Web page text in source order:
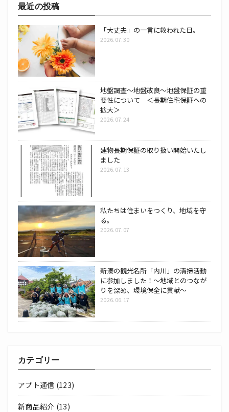
最近の投稿
「大丈夫」の一言に救われた日。
2026.07.30
地盤調査～地盤改良～地盤保証の重
要性について ＜長期住宅保証への
拡大＞
2026.07.24
建物長期保証の取り扱い開始いたし
ました
2026.07.13
私たちは住まいをつくり、地域を守
る。
2026.07.07
新湊の観光名所「内川」の清掃活動
に参加しました！～地域とのつなが
りを深め、環境保全に貢献～
2026.06.17
カテゴリー
アプト通信 (123)
新商品紹介 (13)